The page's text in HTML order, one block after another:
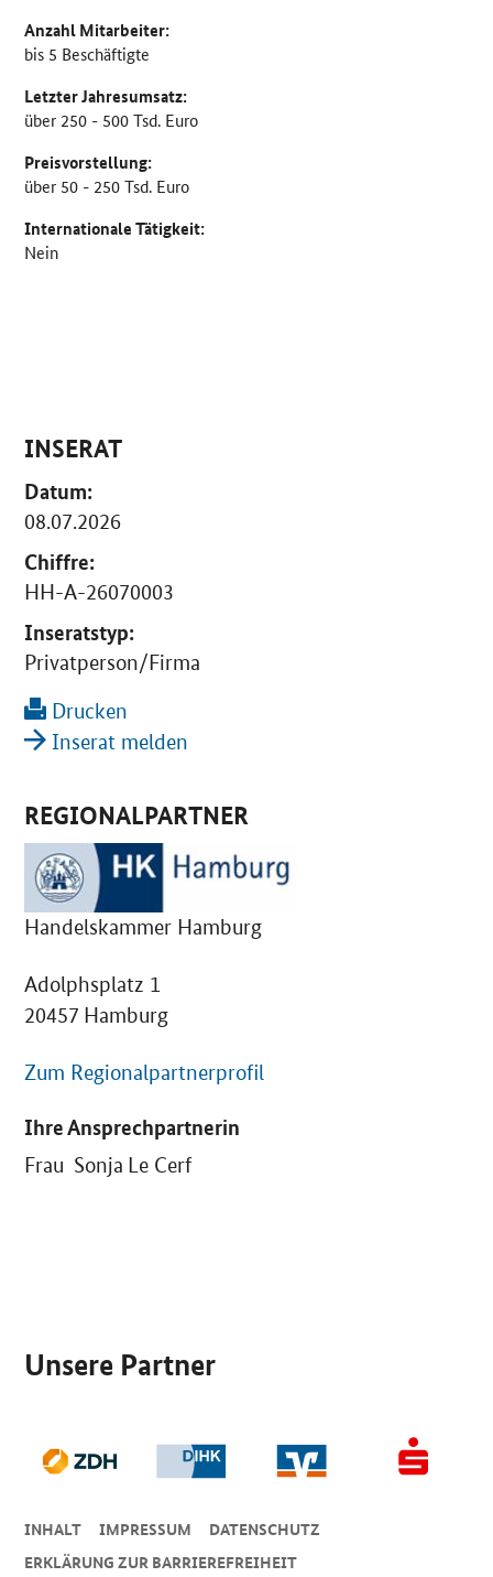
Anzahl Mitarbeiter:
bis 5 Beschäftigte
Letzter Jahresumsatz:
über 250 - 500 Tsd. Euro
Preisvorstellung:
über 50 - 250 Tsd. Euro
Internationale Tätigkeit:
Nein
INSERAT
Datum:
08.07.2026
Chiffre:
HH-A-26070003
Inseratstyp:
Privatperson/Firma
Drucken
Inserat melden
REGIONALPARTNER
Handelskammer Hamburg
Adolphsplatz 1
20457 Hamburg
Zum Regionalpartnerprofil
Ihre Ansprechpartnerin
Frau Sonja Le Cerf
Unsere Partner
INHALT IMPRESSUM
DA­TEN­SCHUTZ
ERKLÄRUNG ZUR BARRIEREFREIHEIT